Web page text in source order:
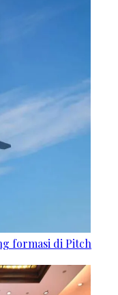
formasi di Pitch